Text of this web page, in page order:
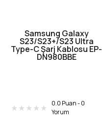
Samsung Galaxy
S23/S23+/S23 Ultra
Type-C Şarj Kablosu EP-
DN980BBE
0.0 Puan - 0
Yorum